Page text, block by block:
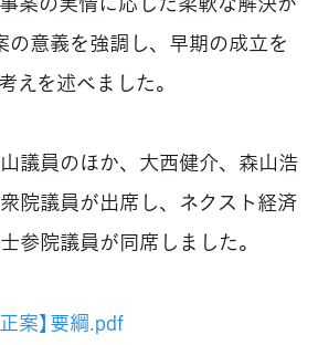
の意義を強調し、早期の成立を
えを述べました。
議員のほか、大西健介、森山浩
院議員が出席し、ネクスト経済
参院議員が同席しました。
案】要綱.pdf